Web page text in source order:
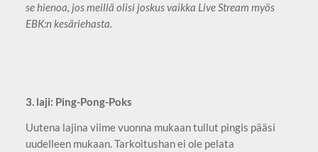
se hienoa, jos meillä olisi joskus vaikka Live Stream myös
EBK:n kesäriehasta.
3. laji: Ping-Pong-Poks
Uutena lajina viime vuonna mukaan tullut pingis pääsi
uudelleen mukaan. Tarkoitushan ei ole pelata